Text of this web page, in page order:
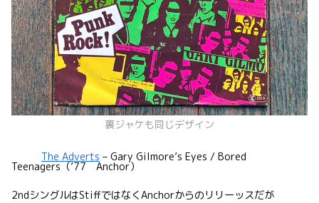
裏ジャケも同じデザイン
The Adverts – Gary Gilmore’s Eyes / Bored
Teenagers（’77 Anchor）
2ndシングルはStiffではなくAnchorからのリリーッスだが